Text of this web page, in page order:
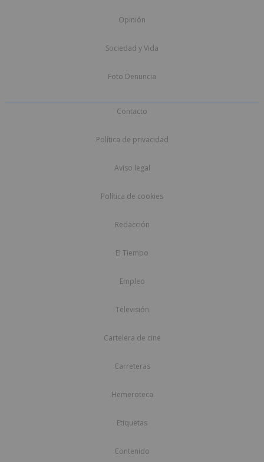
Opinión
Sociedad y Vida
Foto Denuncia
Contacto
Política de privacidad
Aviso legal
Política de cookies
Redacción
El Tiempo
Empleo
Televisión
Cartelera de cine
Carreteras
Hemeroteca
Etiquetas
Contenido